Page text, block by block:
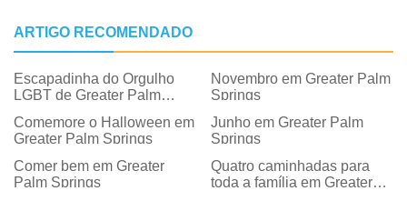
ARTIGO RECOMENDADO
Escapadinha do Orgulho
LGBT de Greater Palm
Novembro em Greater Palm
Springs
Comemore o Halloween em
Greater Palm Springs
Junho em Greater Palm
Springs
Comer bem em Greater
Palm Springs
Quatro caminhadas para
toda a família em Greater